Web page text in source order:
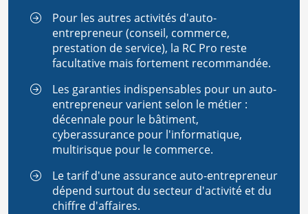
Pour les autres activités d'auto-
entrepreneur (conseil, commerce,
prestation de service), la RC Pro reste
facultative mais fortement recommandée.
Les garanties indispensables pour un auto-
entrepreneur varient selon le métier :
décennale pour le bâtiment,
cyberassurance pour l'informatique,
multirisque pour le commerce.
Le tarif d'une assurance auto-entrepreneur
dépend surtout du secteur d'activité et du
chiffre d'affaires.